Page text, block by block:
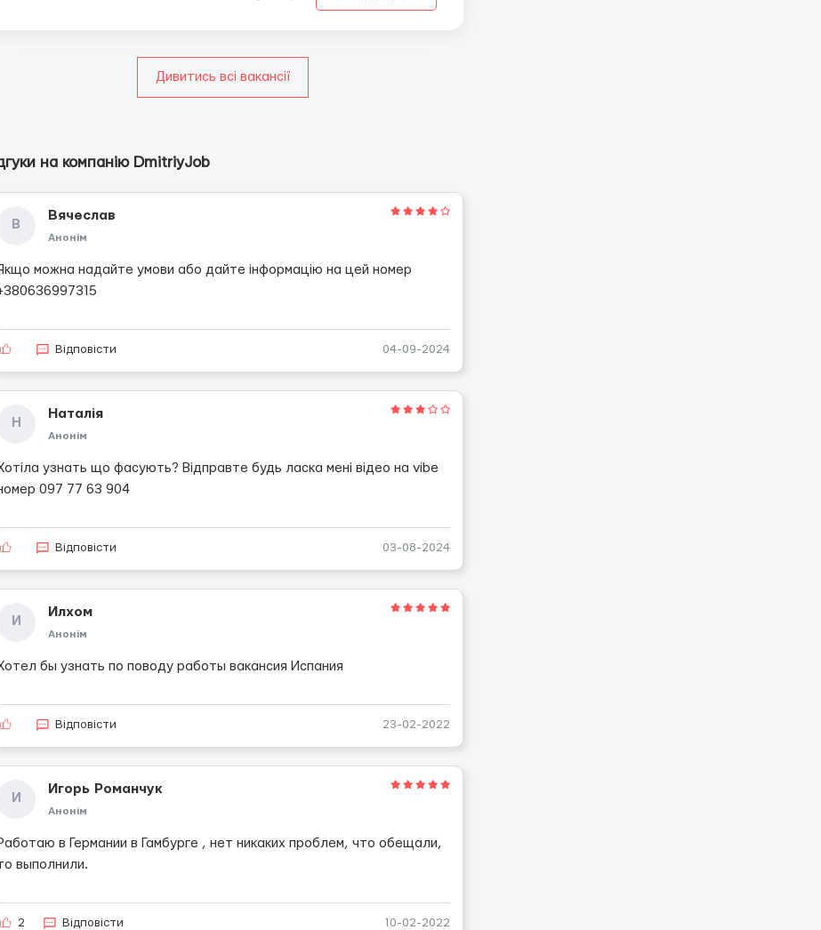
Дивитись всі вакансії
на компанію DmitriyJob
В
Вячеслав
Анонім
можна надайте умови або дайте інформацію на цей номер
Відповісти 04-09-2024
Н
Наталія
Анонім
узнать що фасують? Відправте будь ласка мені відео на vibe
097 77 63 904
Відповісти 03-08-2024
И
Илхом
Анонім
бы узнать по поводу работы вакансия Испания
Відповісти 23-02-2022
И
Игорь Романчук
Анонім
в Германии в Гамбурге , нет никаких проблем, что обещали,
выполнили.
2 Відповісти 10-02-2022